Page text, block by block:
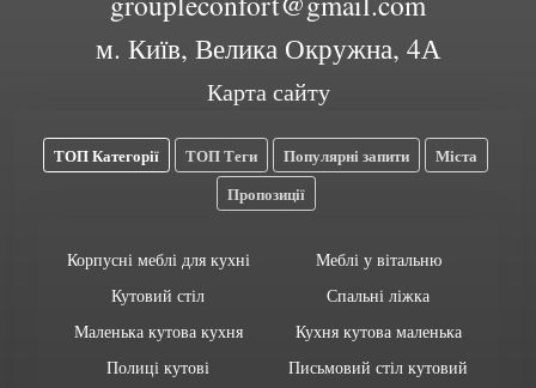
м. Київ, Велика Окружна, 4А
Карта сайту
ТОП Категорії ТОП Теги Популярні запити
Міста
Пропозиції
Корпусні меблі для кухні
Кутовий стіл
Маленька кутова кухня
Полиці кутові
Меблі у вітальню
Спальні ліжка
Кухня кутова маленька
Письмовий стіл кутовий